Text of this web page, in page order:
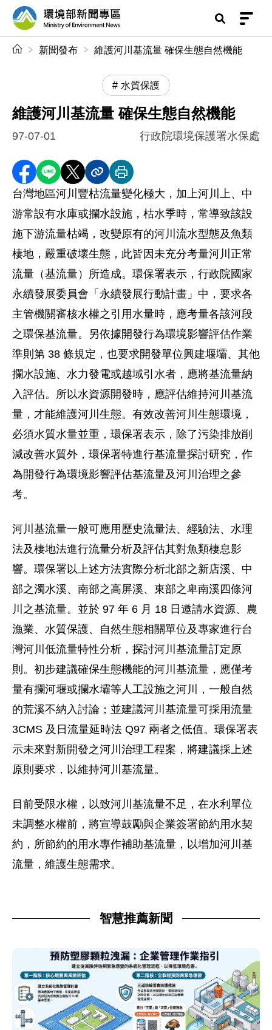
前往中央內容區塊
環境部新聞專區
新聞發布 維護河川基流量 確保生態自然機能
水質保護
維護河川基流量 確保生態自然機能
97-07-01 行政院環境保護署水保處
分享至 Facebook
分享到 LINE
分享到 X分享內容連結
列印本頁
台灣地區河川豐枯流量變化極大，加上河川上、中
游常設有水庫或攔水設施，枯水季時，常導致該設
施下游流量枯竭，改變原有的河川流水型態及魚類
棲地，嚴重破壞生態，此皆因未充分考量河川正常
流量（基流量）所造成。環保署表示，行政院國家
永續發展委員會「永續發展行動計畫」中，要求各
主管機關審核水權之引用水量時，應考量各該河段
之環保基流量。另依據開發行為環境影響評估作業
準則第 38 條規定，也要求開發單位興建堰壩、其他
攔水設施、水力發電或越域引水者，應將基流量納
入評估。所以水資源開發時，應評估維持河川基流
量，才能維護河川生態。有效改善河川生態環境，
必須水質水量並重，環保署表示，除了污染排放削
減改善水質外，環保署特進行基流量探討研究，作
為開發行為環境影響評估基流量及河川治理之參
考。
河川基流量一般可應用歷史流量法、經驗法、水理
法及棲地法進行流量分析及評估其對魚類棲息影
響。環保署以上述方法實際分析北部之新店溪、中
部之濁水溪、南部之高屏溪、東部之卑南溪四條河
川之基流量。並於 97 年 6 月 18 日邀請水資源、農
漁業、水質保護、自然生態相關單位及專家進行台
灣河川低流量特性分析，探討河川基流量訂定原
則。初步建議確保生態機能的河川基流量，應僅考
量有攔河堰或攔水壩等人工設施之河川，一般自然
的荒溪不納入討論；並建議河川基流量可採用流量
3CMS 及日流量延時法 Q97 兩者之低值。環保署表
示未來對新開發之河川治理工程案，將建議採上述
原則要求，以維持河川基流量。
目前受限水權，以致河川基流量不足，在水利單位
未調整水權前，將宣導鼓勵與企業簽署節約用水契
約，所節約的用水專作補助基流量，以增加河川基
流量，維護生態需求。
智慧推薦新聞